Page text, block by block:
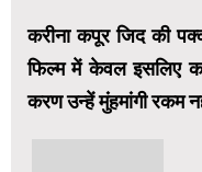
करीना कपूर जिद की
फिल्म में केवल इसलिए
करण उन्हें मुंहमांगी रकम